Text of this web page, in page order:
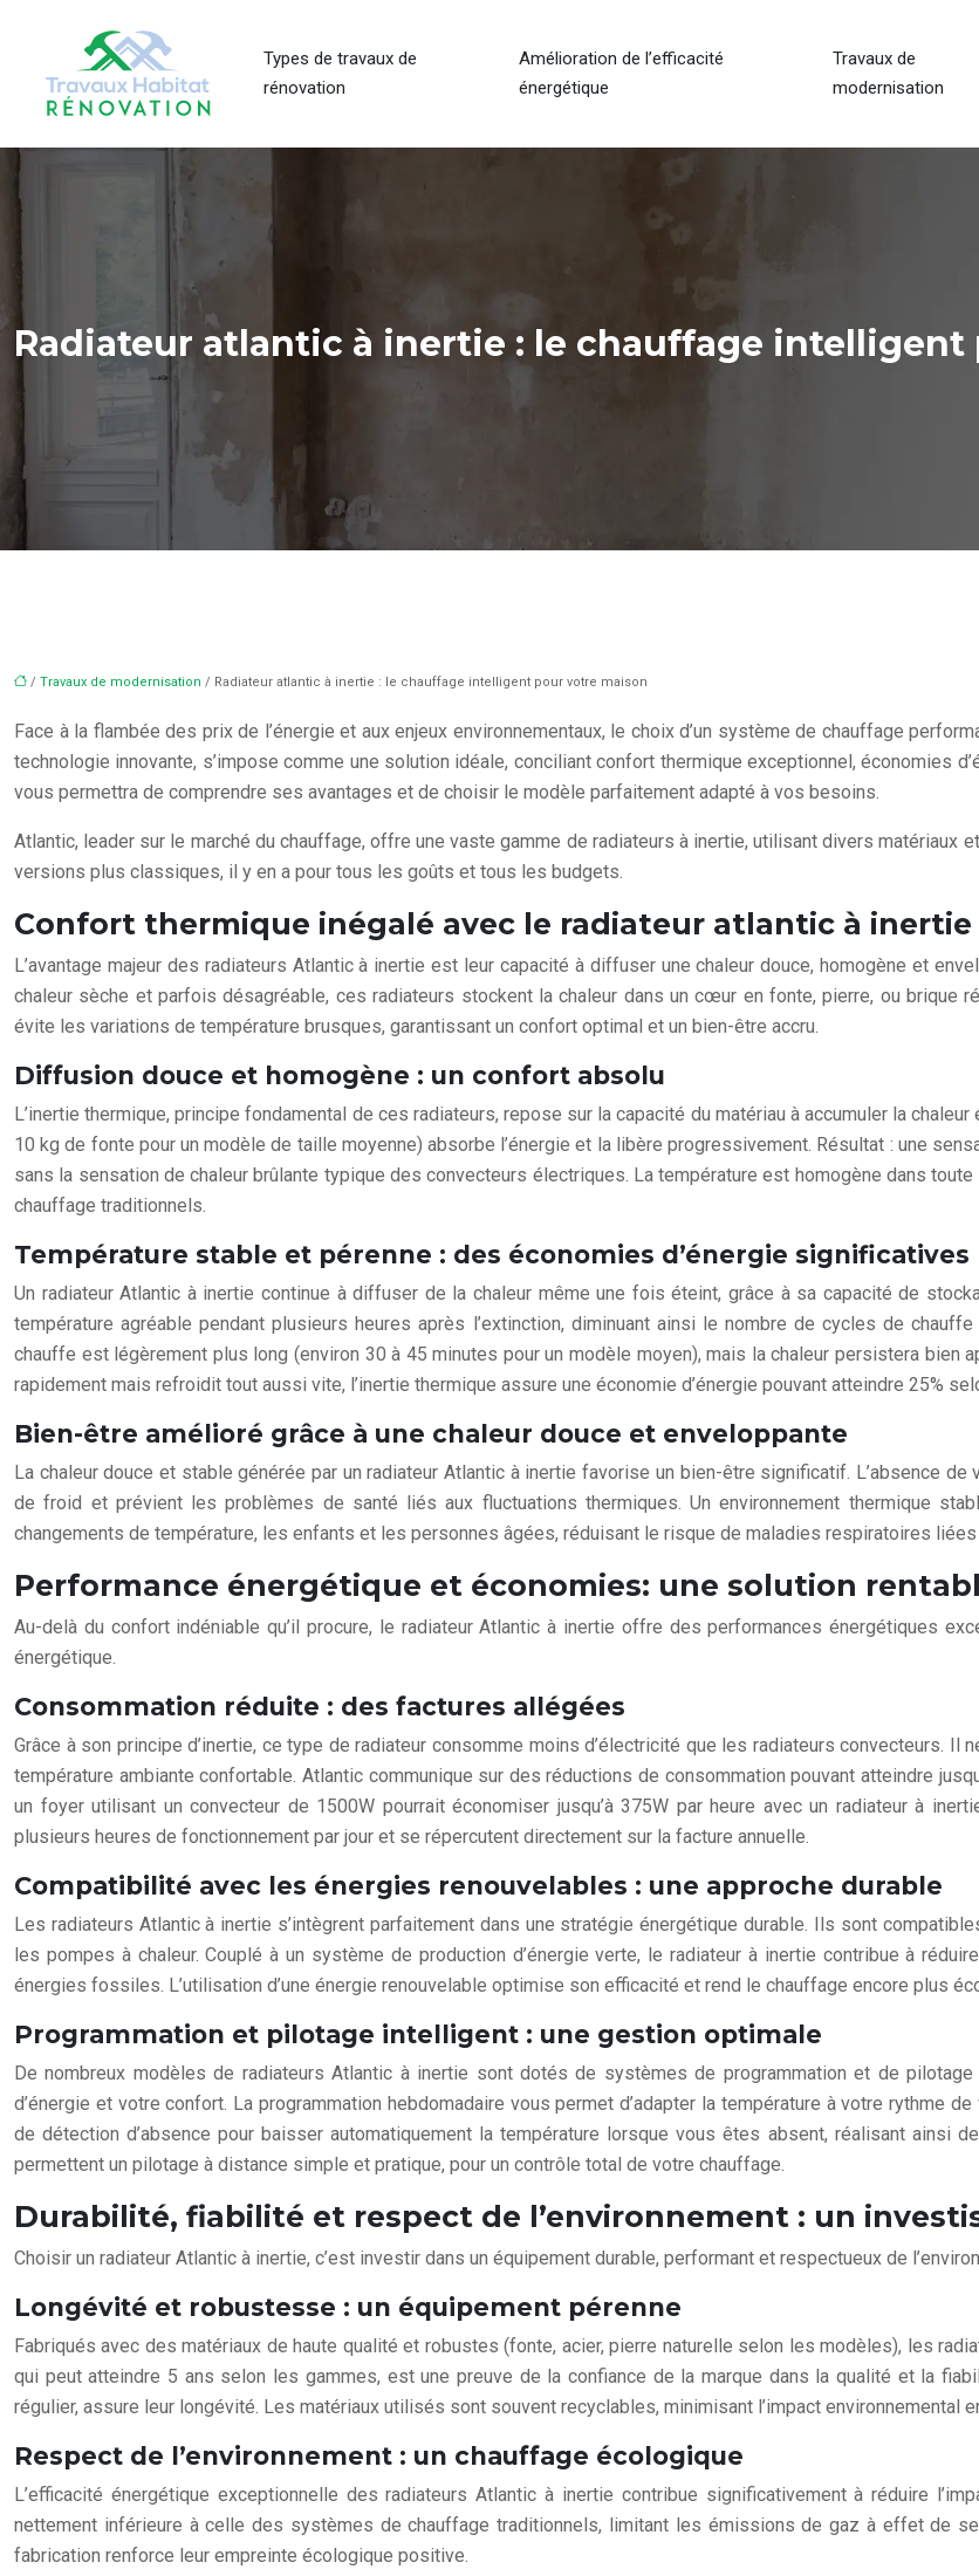
Types de travaux de
rénovation
Amélioration de l’efficacité
énergétique
Travaux de
modernisation
Radiateur atlantic à inertie : le chauffage intelligent
/ Travaux de modernisation / Radiateur atlantic à inertie : le chauffage intelligent pour votre maison
Face à la flambée des prix de l’énergie et aux enjeux environnementaux, le choix d’un système de chauffage
technologie innovante, s’impose comme une solution idéale, conciliant confort thermique exceptionnel, économies
vous permettra de comprendre ses avantages et de choisir le modèle parfaitement adapté à vos besoins.
Atlantic, leader sur le marché du chauffage, offre une vaste gamme de radiateurs à inertie, utilisant divers
versions plus classiques, il y en a pour tous les goûts et tous les budgets.
Confort thermique inégalé avec le radiateur atlantic à inertie
L’avantage majeur des radiateurs Atlantic à inertie est leur capacité à diffuser une chaleur douce, homogène et
chaleur sèche et parfois désagréable, ces radiateurs stockent la chaleur dans un cœur en fonte, pierre, ou brique
évite les variations de température brusques, garantissant un confort optimal et un bien-être accru.
Diffusion douce et homogène : un confort absolu
L’inertie thermique, principe fondamental de ces radiateurs, repose sur la capacité du matériau à accumuler la
10 kg de fonte pour un modèle de taille moyenne) absorbe l’énergie et la libère progressivement. Résultat : une
sans la sensation de chaleur brûlante typique des convecteurs électriques. La température est homogène dans
chauffage traditionnels.
Température stable et pérenne : des économies d’énergie significatives
Un radiateur Atlantic à inertie continue à diffuser de la chaleur même une fois éteint, grâce à sa capacité de
température agréable pendant plusieurs heures après l’extinction, diminuant ainsi le nombre de cycles de
chauffe est légèrement plus long (environ 30 à 45 minutes pour un modèle moyen), mais la chaleur persistera bien
rapidement mais refroidit tout aussi vite, l’inertie thermique assure une économie d’énergie pouvant atteindre 25%
Bien-être amélioré grâce à une chaleur douce et enveloppante
La chaleur douce et stable générée par un radiateur Atlantic à inertie favorise un bien-être significatif. L’absence
de froid et prévient les problèmes de santé liés aux fluctuations thermiques. Un environnement thermique
changements de température, les enfants et les personnes âgées, réduisant le risque de maladies respiratoires
Performance énergétique et économies: une solution
Au-delà du confort indéniable qu’il procure, le radiateur Atlantic à inertie offre des performances énergétiques
énergétique.
Consommation réduite : des factures allégées
Grâce à son principe d’inertie, ce type de radiateur consomme moins d’électricité que les radiateurs convecteurs.
température ambiante confortable. Atlantic communique sur des réductions de consommation pouvant atteindre
un foyer utilisant un convecteur de 1500W pourrait économiser jusqu’à 375W par heure avec un radiateur à
plusieurs heures de fonctionnement par jour et se répercutent directement sur la facture annuelle.
Compatibilité avec les énergies renouvelables : une approche durable
Les radiateurs Atlantic à inertie s’intègrent parfaitement dans une stratégie énergétique durable. Ils sont
les pompes à chaleur. Couplé à un système de production d’énergie verte, le radiateur à inertie contribue à
énergies fossiles. L’utilisation d’une énergie renouvelable optimise son efficacité et rend le chauffage encore plus
Programmation et pilotage intelligent : une gestion optimale
De nombreux modèles de radiateurs Atlantic à inertie sont dotés de systèmes de programmation et de
d’énergie et votre confort. La programmation hebdomadaire vous permet d’adapter la température à votre rythme
de détection d’absence pour baisser automatiquement la température lorsque vous êtes absent, réalisant ainsi
permettent un pilotage à distance simple et pratique, pour un contrôle total de votre chauffage.
Durabilité, fiabilité et respect de l’environnement : un
Choisir un radiateur Atlantic à inertie, c’est investir dans un équipement durable, performant et respectueux de
Longévité et robustesse : un équipement pérenne
Fabriqués avec des matériaux de haute qualité et robustes (fonte, acier, pierre naturelle selon les modèles), les
qui peut atteindre 5 ans selon les gammes, est une preuve de la confiance de la marque dans la qualité et la
régulier, assure leur longévité. Les matériaux utilisés sont souvent recyclables, minimisant l’impact environnemental
Respect de l’environnement : un chauffage écologique
L’efficacité énergétique exceptionnelle des radiateurs Atlantic à inertie contribue significativement à réduire
nettement inférieure à celle des systèmes de chauffage traditionnels, limitant les émissions de gaz à effet de
fabrication renforce leur empreinte écologique positive.